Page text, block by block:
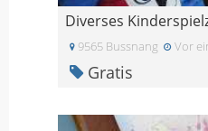
Diverses
9565 Bussnang Vor
Gratis